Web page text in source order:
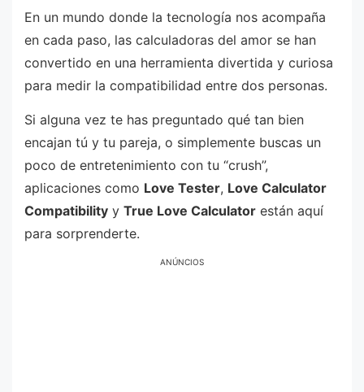
En un mundo donde la tecnología nos acompaña
en cada paso, las calculadoras del amor se han
convertido en una herramienta divertida y curiosa
para medir la compatibilidad entre dos personas.
Si alguna vez te has preguntado qué tan bien
encajan tú y tu pareja, o simplemente buscas un
poco de entretenimiento con tu “crush”,
aplicaciones como Love Tester, Love Calculator
Compatibility y True Love Calculator están aquí
para sorprenderte.
ANÚNCIOS